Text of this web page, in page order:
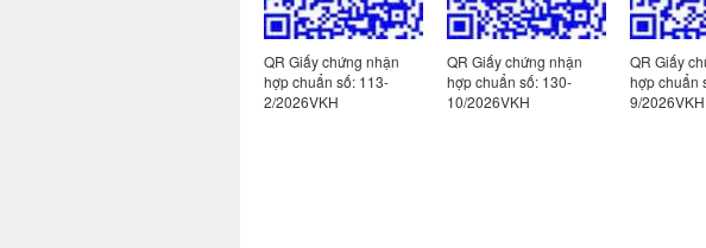
QR Giấy chứng nhận
hợp chuẩn số: 113-
QR Giấy chứng nhận
hợp chuẩn số: 130-
QR Giấy chứng nhận
hợp chuẩn số: 130-
9/2026VKH